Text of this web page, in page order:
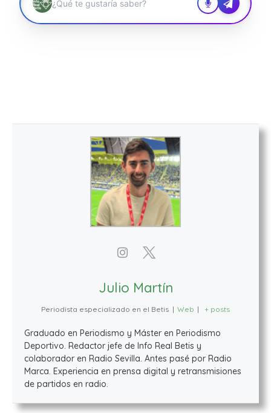
Julio Martín
Periodista especializado en el Betis | Web | + posts
Graduado en Periodismo y Máster en Periodismo
Deportivo. Redactor jefe de Info Real Betis y
colaborador en Radio Sevilla. Antes pasé por Radio
Marca. Experiencia en prensa digital y retransmisiones
de partidos en radio.